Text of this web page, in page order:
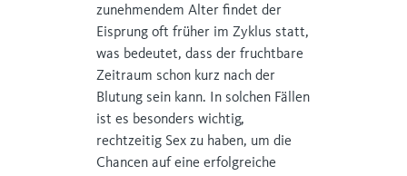
zunehmendem Alter findet der
Eisprung oft früher im Zyklus statt,
was bedeutet, dass der fruchtbare
Zeitraum schon kurz nach der
Blutung sein kann. In solchen Fällen
ist es besonders wichtig,
rechtzeitig Sex zu haben, um die
Chancen auf eine erfolgreiche